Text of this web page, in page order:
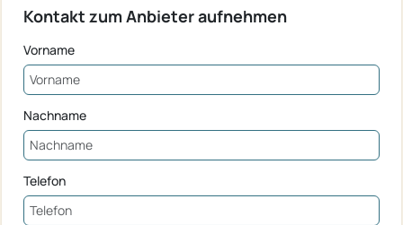
Kontakt zum Anbieter aufnehmen
Vorname
Nachname
Telefon